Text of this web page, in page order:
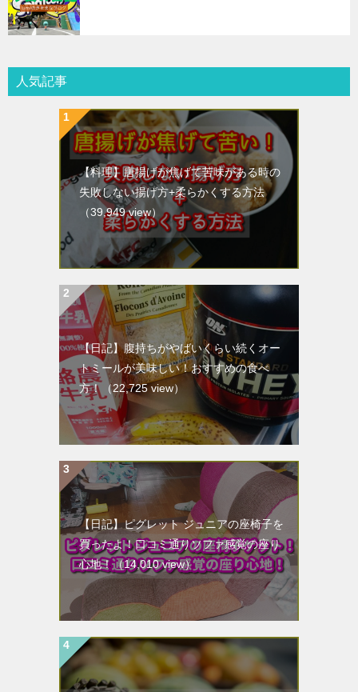
人気記事
【料理】唐揚げが焦げて苦味がある時の
失敗しない揚げ方+柔らかくする方法
（39,949 view）
【日記】腹持ちがやばいくらい続くオー
トミールが美味しい！おすすめの食べ
方！
（22,725 view）
【日記】ピグレット ジュニアの座椅子を
買ったよ！口コミ通りソファ感覚の座り
心地！（14,010 view）